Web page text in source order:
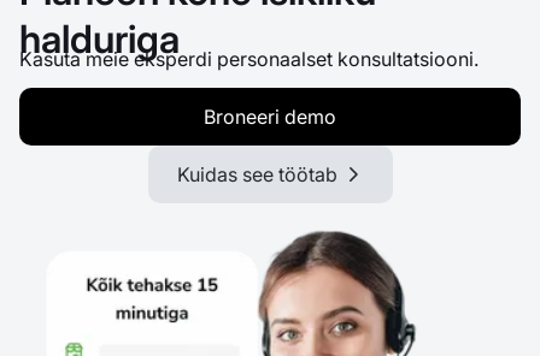
halduriga
Kasuta meie eksperdi personaalset konsultatsiooni.
Broneeri demo
Kuidas see töötab